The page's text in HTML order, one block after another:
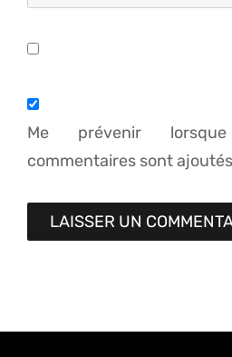
Me prévenir
commentaires sont